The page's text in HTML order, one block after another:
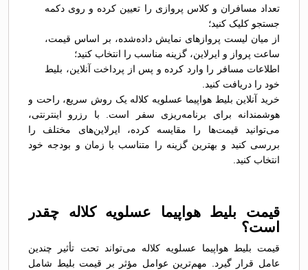
تعداد مسافران و کلاس پروازی را تعیین کرده و روی دکمه
جستجو کلیک کنید؛
از میان لیست پروازهای نمایش داده‌شده، بر اساس قیمت،
ساعت پرواز و ایرلاین، گزینه مناسب را انتخاب کنید؛
اطلاعات مسافر را وارد کرده و پس از پرداخت آنلاین، بلیط
خود را دریافت کنید.
خرید آنلاین بلیط هواپیما عسلویه کلاله یک روش سریع، راحت و
هوشمندانه برای برنامه‌ریزی سفر است. با رزرو اینترنتی،
می‌توانید قیمت‌ها را مقایسه کرده، ایرلاین‌های مختلف را
بررسی کنید و بهترین گزینه را متناسب با زمان و بودجه خود
انتخاب کنید.
قیمت بلیط هواپیما عسلویه کلاله چقدر
است؟
قیمت بلیط هواپیما عسلویه کلاله می‌تواند تحت تأثیر چندین
عامل قرار گیرد. مهم‌ترین عوامل مؤثر بر قیمت بلیط شامل